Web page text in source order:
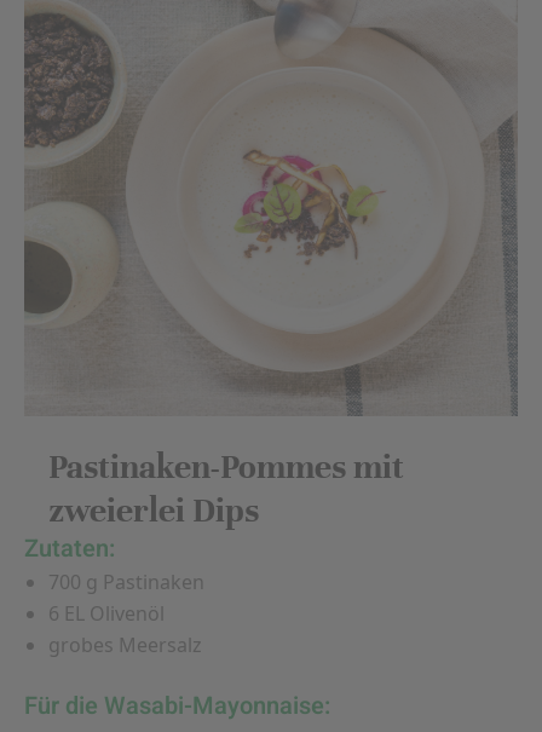
Pastinaken-Pommes mit
zweierlei Dips
Zutaten:
700 g Pastinaken
6 EL Olivenöl
grobes Meersalz
Für die Wasabi-Mayonnaise: